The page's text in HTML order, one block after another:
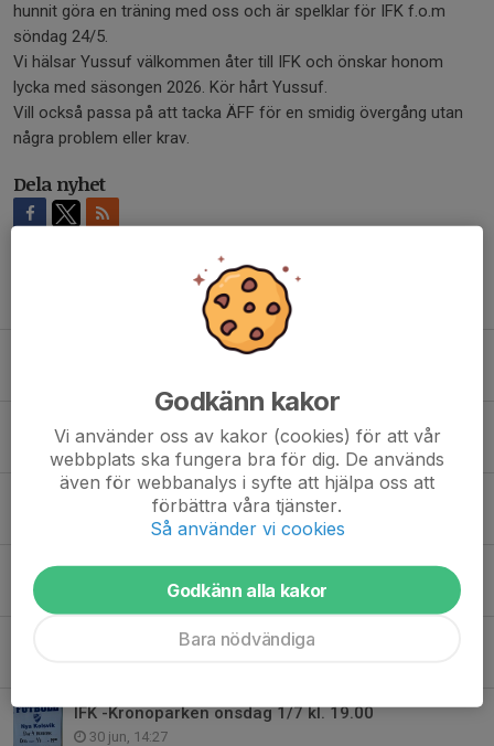
hunnit göra en träning med oss och är spelklar för IFK f.o.m
söndag 24/5.
Vi hälsar Yussuf välkommen åter till IFK och önskar honom
lycka med säsongen 2026. Kör hårt Yussuf.
Vill också passa på att tacka ÄFF för en smidig övergång utan
några problem eller krav.
Dela nyhet
Föreningsförsäljning
Svennis cup 2026
3 aug, 11:36
Matcher V 32
3 aug, 11:24
IFK -Kronoparken onsdag 1/7 kl. 19.00
30 jun, 14:27
Godkänn kakor
Vi använder oss av kakor (cookies) för att vår
webbplats ska fungera bra för dig. De används
även för webbanalys i syfte att hjälpa oss att
förbättra våra tjänster.
Så använder vi cookies
Godkänn alla kakor
Bara nödvändiga